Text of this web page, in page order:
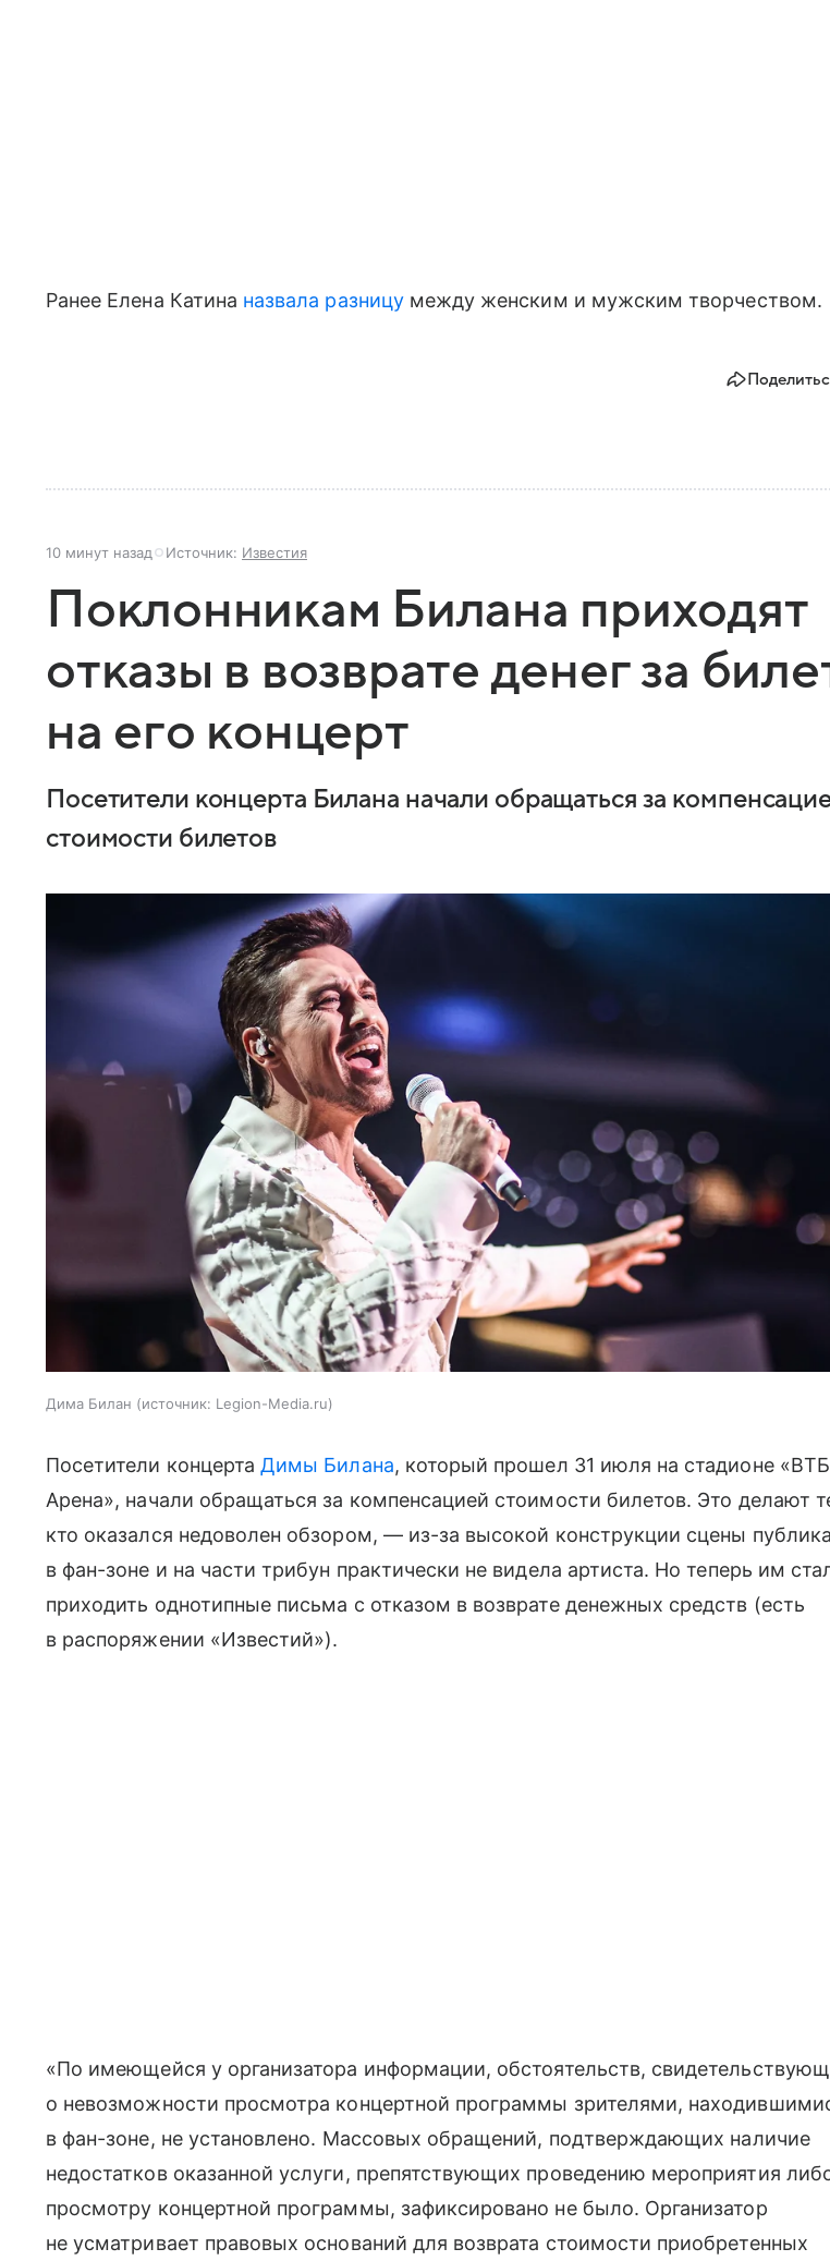
Ранее Елена Катина назвала разницумежду женским и мужским творчеством.
10 минут назад Источник: Известия
Поклонникам Билана приходят
отказы в возврате денег за
на его концерт
Посетители концерта Билана начали обращаться за
стоимости билетов
Дима Билан источник: Legion-Media.ru
Посетители концертаДимы Билана, который прошел 31 июля на стадионе «ВТБ
Арена», начали обращаться за компенсацией стоимости билетов. Это делают
кто оказался недоволен обзором, — из-за высокой конструкции сцены публика
в фан-зоне и на части трибун практически не видела артиста. Но теперь им
приходить однотипные письма с отказом в возврате денежных средств (есть
в распоряжении «Известий»).
«По имеющейся у организатора информации, обстоятельств,
о невозможности просмотра концертной программы зрителями,
в фан-зоне, не установлено. Массовых обращений, подтверждающих наличие
недостатков оказанной услуги, препятствующих проведению мероприятия
просмотру концертной программы, зафиксировано не было. Организатор
не усматривает правовых оснований для возврата стоимости приобретенных